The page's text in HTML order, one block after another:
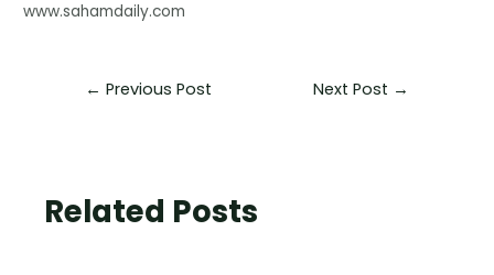
www.sahamdaily.com
← Previous Post Next Post →
Related Posts